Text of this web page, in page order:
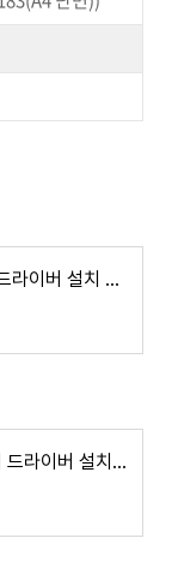
삼성 프린터 SL-T1675W 드라이버 설치 다운로드
HP 7612(오피스젯) 프린터 드라이버 설치 다운로드